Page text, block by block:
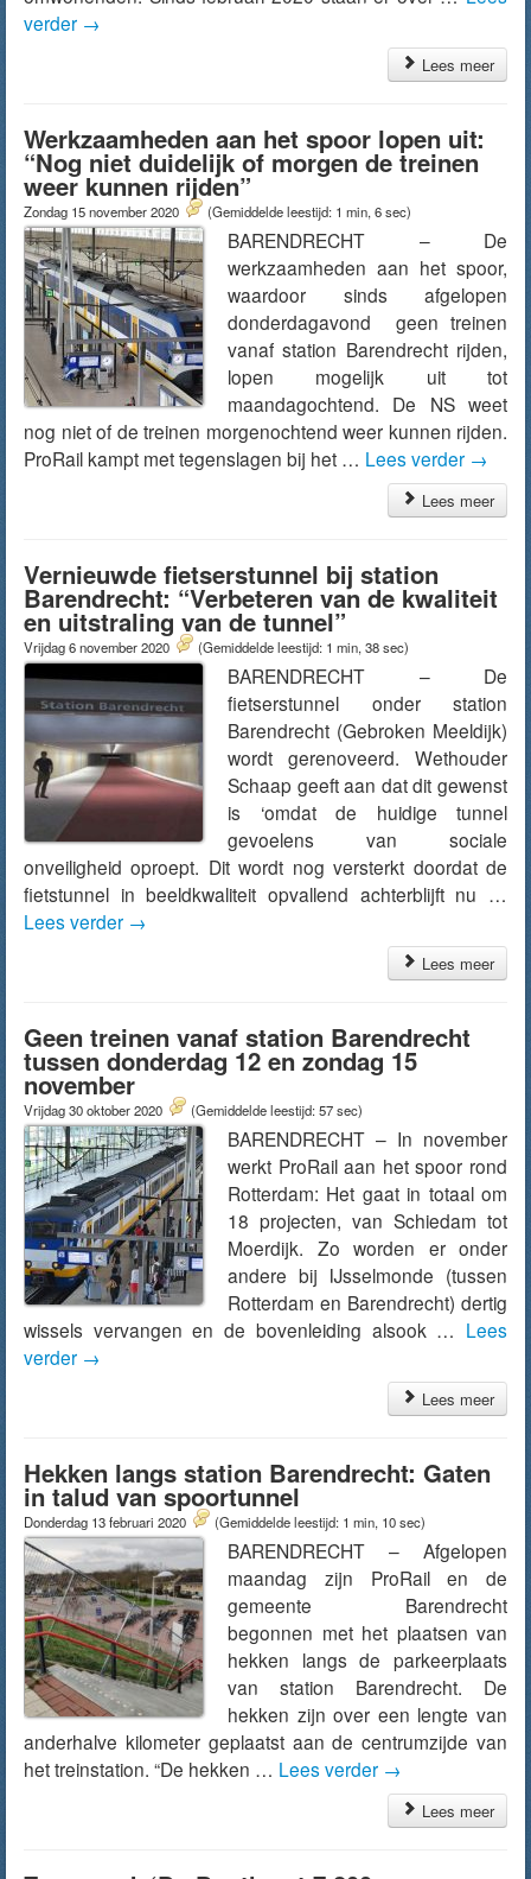
verder →
Lees meer
Werkzaamheden aan het spoor lopen uit:
“Nog niet duidelijk of morgen de treinen
weer kunnen rijden”
Zondag 15 november 2020 (Gemiddelde leestijd: 1 min, 6 sec)
BARENDRECHT – De
werkzaamheden aan het spoor,
waardoor sinds afgelopen
donderdagavond geen treinen
vanaf station Barendrecht rijden,
lopen mogelijk uit tot
maandagochtend. De NS weet
nog niet of de treinen morgenochtend weer kunnen rijden.
ProRail kampt met tegenslagen bij het … Lees verder →
Lees meer
Vernieuwde fietserstunnel bij station
Barendrecht: “Verbeteren van de kwaliteit
en uitstraling van de tunnel”
Vrijdag 6 november 2020 (Gemiddelde leestijd: 1 min, 38 sec)
BARENDRECHT – De
fietserstunnel onder station
Barendrecht (Gebroken Meeldijk)
wordt gerenoveerd. Wethouder
Schaap geeft aan dat dit gewenst
is ‘omdat de huidige tunnel
gevoelens van sociale
onveiligheid oproept. Dit wordt nog versterkt doordat de
fietstunnel in beeldkwaliteit opvallend achterblijft nu …
Lees verder →
Lees meer
Geen treinen vanaf station Barendrecht
tussen donderdag 12 en zondag 15
november
Vrijdag 30 oktober 2020 (Gemiddelde leestijd: 57 sec)
BARENDRECHT – In november
werkt ProRail aan het spoor rond
Rotterdam: Het gaat in totaal om
18 projecten, van Schiedam tot
Moerdijk. Zo worden er onder
andere bij IJsselmonde (tussen
Rotterdam en Barendrecht) dertig
wissels vervangen en de bovenleiding alsook … Lees
verder →
Lees meer
Hekken langs station Barendrecht: Gaten
in talud van spoortunnel
Donderdag 13 februari 2020 (Gemiddelde leestijd: 1 min, 10 sec)
BARENDRECHT – Afgelopen
maandag zijn ProRail en de
gemeente Barendrecht
begonnen met het plaatsen van
hekken langs de parkeerplaats
van station Barendrecht. De
hekken zijn over een lengte van
anderhalve kilometer geplaatst aan de centrumzijde van
het treinstation. “De hekken … Lees verder →
Lees meer